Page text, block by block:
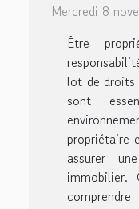
Mercredi 8
Être
lot de droits
sont
propriétaire
assurer